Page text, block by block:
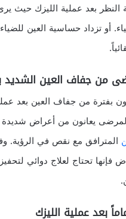
النظر بعد عملية الليزك حيث
أو تزداد حساسية العين
من جفاف العين الشديد
بفترة من جفاف العين بعد
يعانون من أعراض
المترافق مع نقص في الرؤية.
تحتاج لعلاج دوائي
بعد عملية الليزك